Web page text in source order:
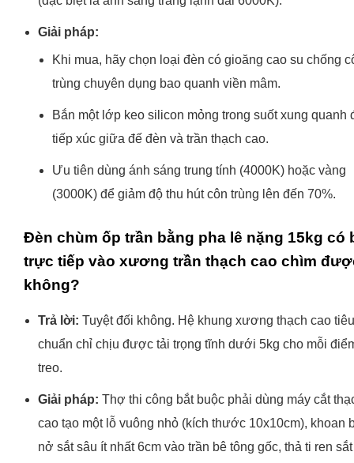
Giải pháp:
Khi mua, hãy chọn loại đèn có gioăng cao su chống
trùng chuyên dụng bao quanh viền mâm.
Bắn một lớp keo silicon mỏng trong suốt xung quanh
tiếp xúc giữa đế đèn và trần thạch cao.
Ưu tiên dùng ánh sáng trung tính (4000K) hoặc vàng
(3000K) để giảm độ thu hút côn trùng lên đến 70%.
Đèn chùm ốp trần bằng pha lê nặng 15kg có
trực tiếp vào xương trần thạch cao chìm
không?
Trả lời: Tuyệt đối không. Hệ khung xương thạch cao tiêu
chuẩn chỉ chịu được tải trọng tĩnh dưới 5kg cho mỗi
treo.
Giải pháp: Thợ thi công bắt buộc phải dùng máy cắt
cao tạo một lỗ vuông nhỏ (kích thước 10x10cm), khoan
nở sắt sâu ít nhất 6cm vào trần bê tông gốc, thả ti ren